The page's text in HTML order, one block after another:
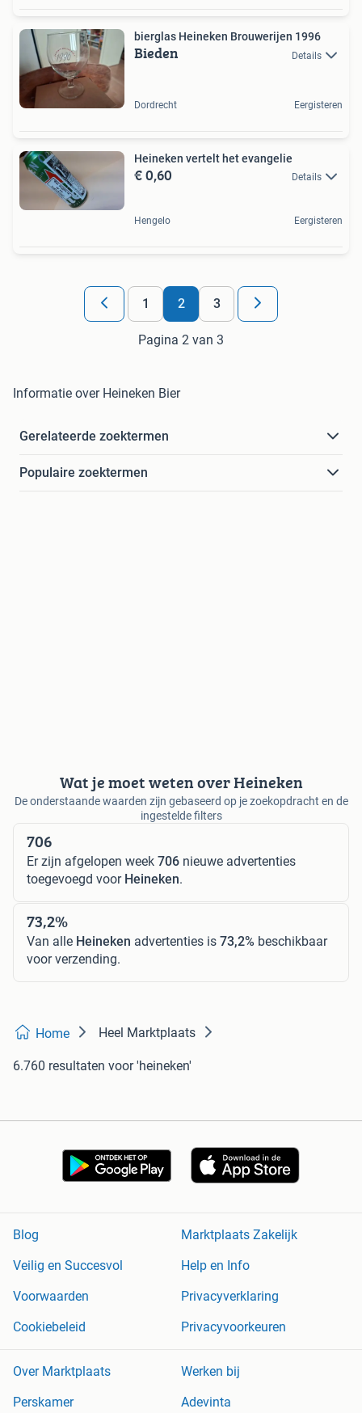
bierglas Heineken Brouwerijen 1996
Bieden Details
Dordrecht Eergisteren
Heineken vertelt het evangelie
€ 0,60 Details
Hengelo Eergisteren
1 2 3
Pagina 2 van 3
Informatie over Heineken Bier
Gerelateerde zoektermen
Populaire zoektermen
Wat je moet weten over Heineken
De onderstaande waarden zijn gebaseerd op je zoekopdracht en de
ingestelde filters
706
Er zijn afgelopen week 706 nieuwe advertenties
toegevoegd voor Heineken.
73,2%
Van alle Heineken advertenties is 73,2% beschikbaar
voor verzending.
Home Heel Marktplaats
6.760 resultaten voor 'heineken'
Blog
Marktplaats Zakelijk
Veilig en Succesvol
Help en Info
Voorwaarden
Privacyverklaring
Cookiebeleid
Privacyvoorkeuren
Over Marktplaats
Werken bij
Perskamer
Adevinta